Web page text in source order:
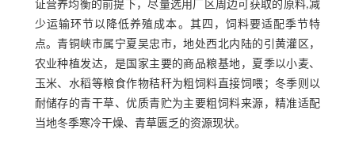
证营养均衡的前提下，尽量选用厂区周边可获取的原料,减
少运输环节以降低养殖成本。其四，饲料要适配季节特
点。青铜峡市属宁夏吴忠市，地处西北内陆的引黄灌区，
农业种植发达，是国家主要的商品粮基地，夏季以小麦、
玉米、水稻等粮食作物秸秆为粗饲料直接饲喂；冬季则以
耐储存的青干草、优质青贮为主要粗饲料来源，精准适配
当地冬季寒冷干燥、青草匮乏的资源现状。